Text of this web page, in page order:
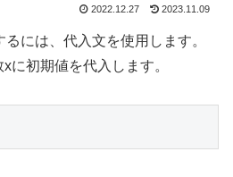
2022.12.27 2023.11.09
には、代入文を使用します。
に初期値を代入します。